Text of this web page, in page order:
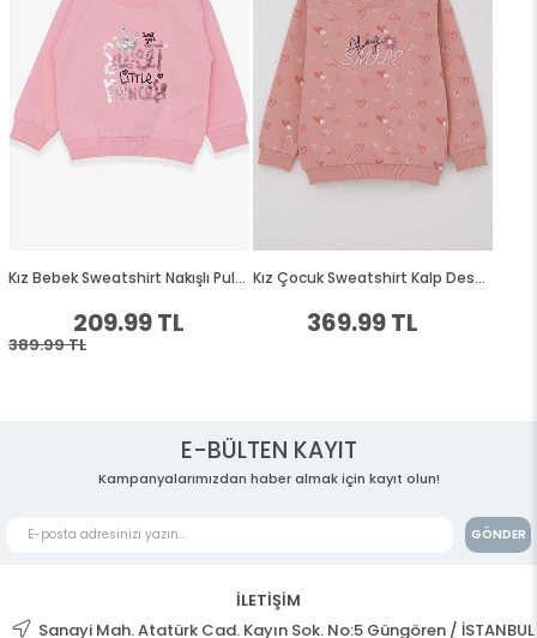
E-BÜLTEN KAYIT
Kampanyalarımızdan haber almak için kayıt olun!
GÖNDER
İLETİŞİM
Sanayi Mah. Atatürk Cad. Kayın Sok. No:5 Güngören / İSTANBUL